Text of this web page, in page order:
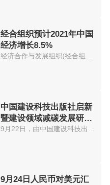
经合组织预计2021年中国
经济增长8.5%
经济合作与发展组织(经合组织)21...
中国建设科技出版社启新
暨建设领域减碳发展研讨
会在京举办
9月24日人民币对美元汇